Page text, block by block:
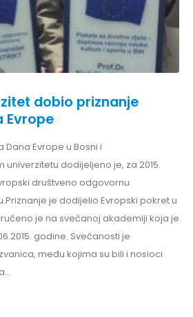
dobio priznanje
Evrope
Evrope u Bosni i
univerzitetu dodijeljeno je, za 2015.
društveno odgovornu
je dodijelio Evropski pokret u
je na svečanoj akademiji koja je
godine. Svečanosti je
među kojima su bili i nosioci